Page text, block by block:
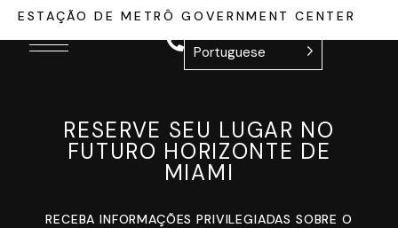
Portuguese
ESTAÇÃO DE METRÔ GOVERNMENT CENTER
RESERVE SEU LUGAR NO
FUTURO HORIZONTE DE
MIAMI
RECEBA INFORMAÇÕES PRIVILEGIADAS SOBRE O